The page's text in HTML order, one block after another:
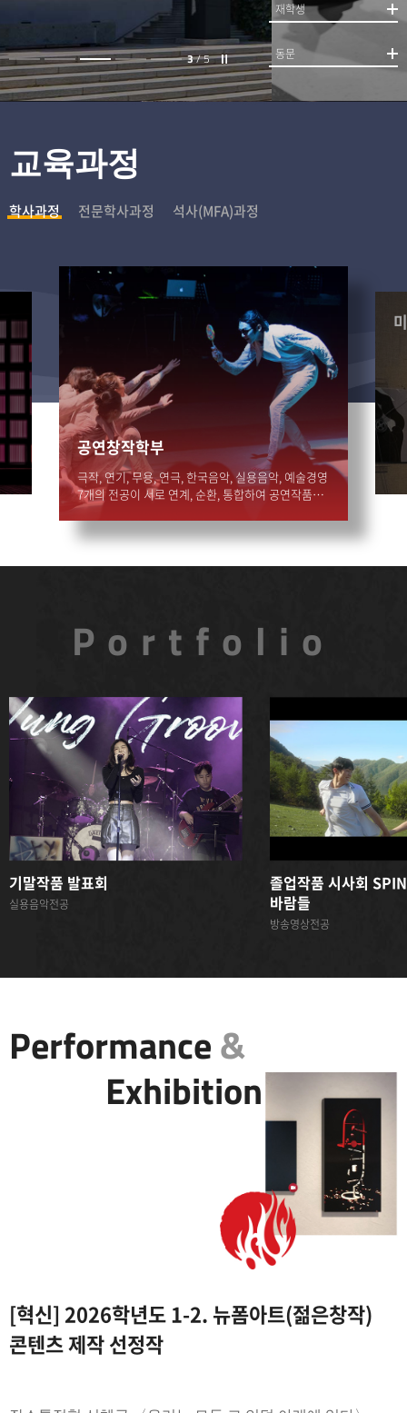
3/5
재학생
동문
교육과정
학사과정 전문학사과정 석사(MFA)과정
공연창작학부
극작, 연기, 무용, 연극, 한국음악, 실용음악, 예술경영
7개의 전공이 서로 연계, 순환, 통합하여 공연작품을
창작하는 과정이다.
Portfolio
기말작품 발표회
실용음악전공
졸업작품 시사회
바람들
방송영상전공
Performance&
Exhibition
[혁신] 2026학년도 1-2. 뉴폼아트(젊은창작)
콘텐츠 제작 선정작